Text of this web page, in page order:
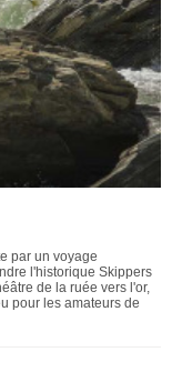
par un voyage
l'historique Skippers
de la ruée vers l'or,
pour les amateurs de